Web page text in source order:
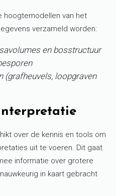
hoogtemodellen van het
verzameld worden:
en bosstructuur
(grafheuvels, loopgraven
over de kennis en tools om
uit te voeren. Dit gaat
informatie over grotere
in kaart gebracht